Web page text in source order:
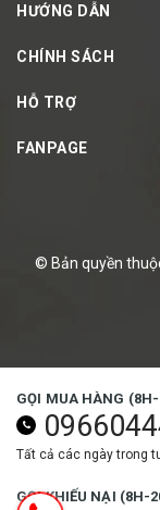
HƯỚNG DẪN
CHÍNH SÁCH
HỖ TRỢ
FANPAGE
© Bản quyền
GỌI MUA HÀNG
Tất cả các ngày trong
GỌI KHIẾU NẠI (8H-